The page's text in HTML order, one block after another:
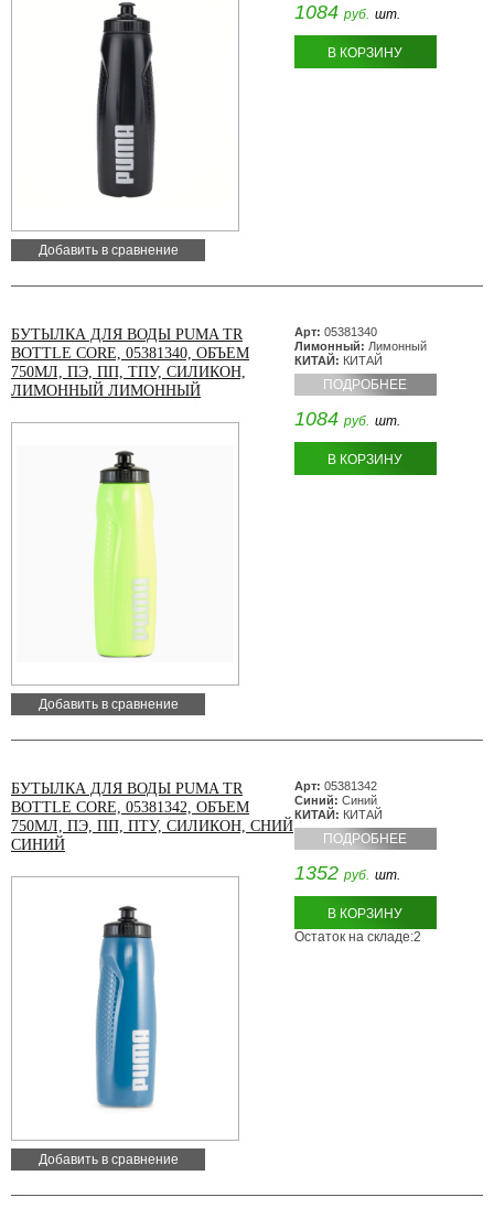
Добавить в сравнение
1084 руб. шт.
В КОРЗИНУ
БУТЫЛКА ДЛЯ ВОДЫ PUMA TR
BOTTLE CORE, 05381340, ОБЪЕМ
750МЛ, ПЭ, ПП, ТПУ, СИЛИКОН,
ЛИМОННЫЙ ЛИМОННЫЙ
Добавить в сравнение
Арт: 05381340
Лимонный: Лимонный
КИТАЙ: КИТАЙ
ПОДРОБНЕЕ
1084 руб. шт.
В КОРЗИНУ
БУТЫЛКА ДЛЯ ВОДЫ PUMA TR
BOTTLE CORE, 05381342, ОБЪЕМ
750МЛ, ПЭ, ПП, ПТУ, СИЛИКОН, СНИЙ
СИНИЙ
Добавить в сравнение
Арт: 05381342
Синий: Синий
КИТАЙ: КИТАЙ
ПОДРОБНЕЕ
1352 руб. шт.
В КОРЗИНУ
Остаток на складе:2